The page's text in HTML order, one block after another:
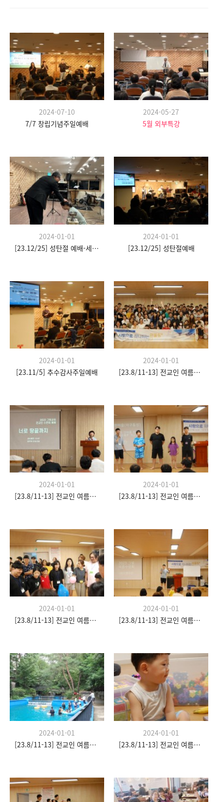
2024-07-10
7/7 창립기념주일예배
2024-05-27
5월 외부특강
2024-01-01
[23.12/25] 성탄절 예배-세례식
2024-01-01
[23.12/25] 성탄절예배
2024-01-01
[23.11/5] 추수감사주일예배
2024-01-01
[23.8/11-13] 전교인 여름수련회
2024-01-01
[23.8/11-13] 전교인 여름수련회
2024-01-01
[23.8/11-13] 전교인 여름수련회
2024-01-01
[23.8/11-13] 전교인 여름수련회
2024-01-01
[23.8/11-13] 전교인 여름수련회
2024-01-01
[23.8/11-13] 전교인 여름수련회
2024-01-01
[23.8/11-13] 전교인 여름수련회